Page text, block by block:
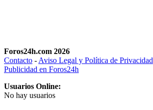
Foros24h.com 2026
Contacto - Aviso Legal y Política de Privacidad
Publicidad en Foros24h
Usuarios Online:
No hay usuarios